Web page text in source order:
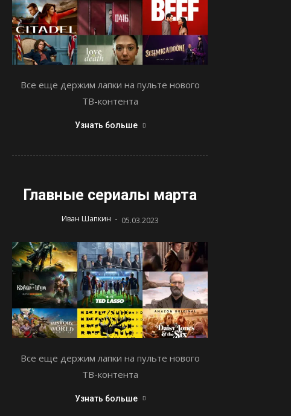
Все еще держим лапки на пульте нового
ТВ-контента
Узнать больше
Главные сериалы марта
Иван Шапкин - 05.03.2023
Все еще держим лапки на пульте нового
ТВ-контента
Узнать больше